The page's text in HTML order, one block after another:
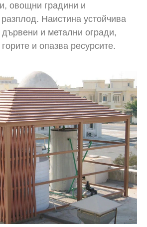
овощни градини и
Наистина устойчива
и метални огради,
и опазва ресурсите.